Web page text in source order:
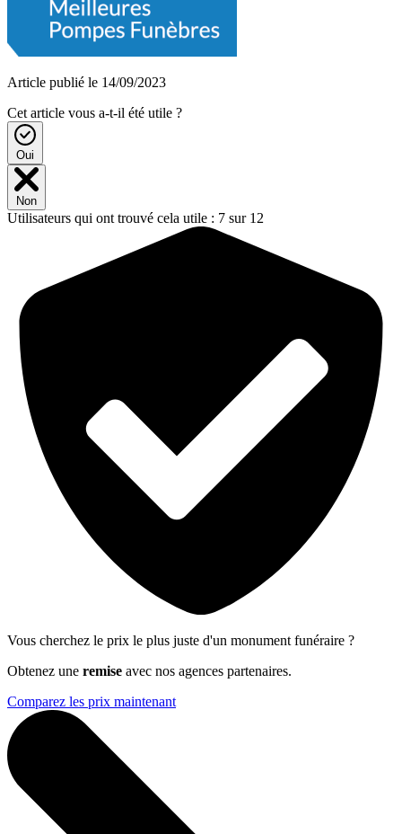
Article publié le 14/09/2023
Cet article vous a-t-il été utile ?
Oui
Non
Utilisateurs qui ont trouvé cela utile : 7 sur 12
Vous cherchez le prix le plus juste d'un monument funéraire ?
Obtenez une remise avec nos agences partenaires.
Comparez les prix maintenant